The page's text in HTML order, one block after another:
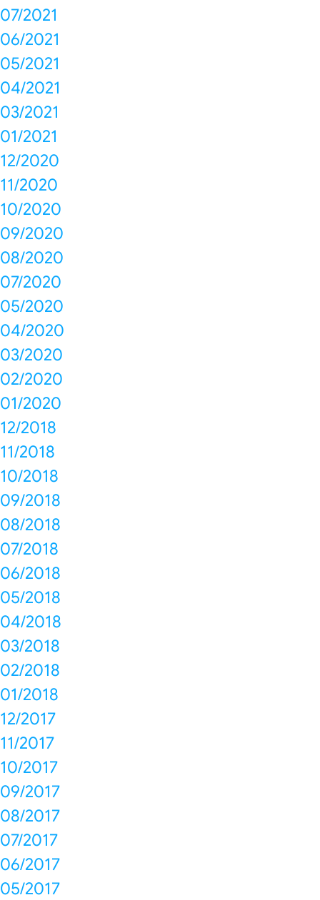
07/2021
06/2021
05/2021
04/2021
03/2021
01/2021
12/2020
11/2020
10/2020
09/2020
08/2020
07/2020
05/2020
04/2020
03/2020
02/2020
01/2020
12/2018
11/2018
10/2018
09/2018
08/2018
07/2018
06/2018
05/2018
04/2018
03/2018
02/2018
01/2018
12/2017
11/2017
10/2017
09/2017
08/2017
07/2017
06/2017
05/2017